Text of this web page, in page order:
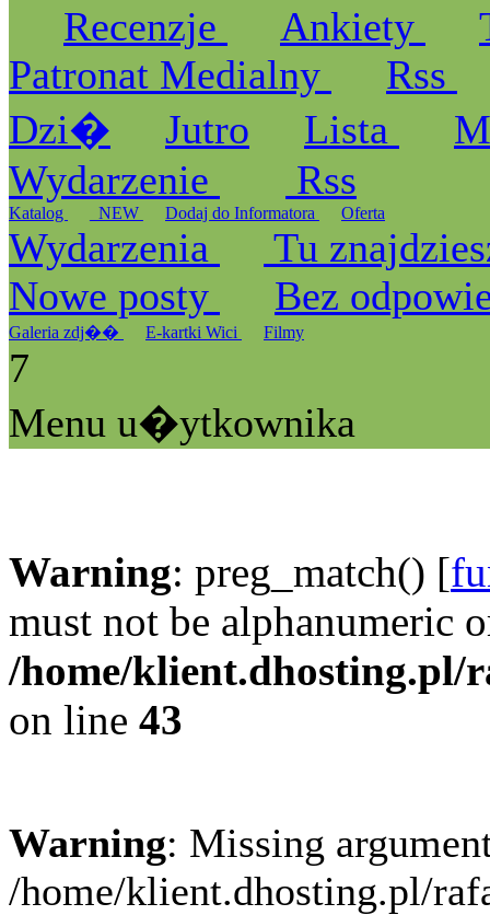
Recenzje
Ankiety
Patronat Medialny
Rss
Dzi�
Jutro Lista
Wydarzenie
Rss
Katalog _NEW Dodaj do Informatora Oferta
Wydarzenia
Tu
Nowe posty
Bez
Galeria zdj�� E-kartki Wici Filmy
7
Menu u�ytkownika
Warning: preg_match() [
must not be alphanumeric
/home/klient.dhosting.pl/
on line 43
Warning: Missing
/home/klient.dhosting.pl/